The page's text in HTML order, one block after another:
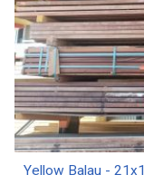
Yellow Balau -